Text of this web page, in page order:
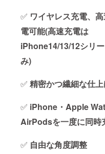
✅ ワイヤレス充電、
電可能(高速充電は
iPhone14/13/12シリ
み)
✅ 精密かつ繊細な仕
✅ iPhone・Apple
AirPodsを一度に同時
✅ 自由な角度調整